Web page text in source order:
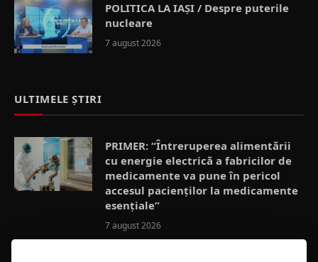
POLITICA LA IAȘI / Despre puterile
nucleare
7 august 2026
ULTIMELE ȘTIRI
PRIMER: “Întreruperea alimentării
cu energie electrică a fabricilor de
medicamente va pune în pericol
accesul pacienților la medicamente
esențiale”
7 august 2026